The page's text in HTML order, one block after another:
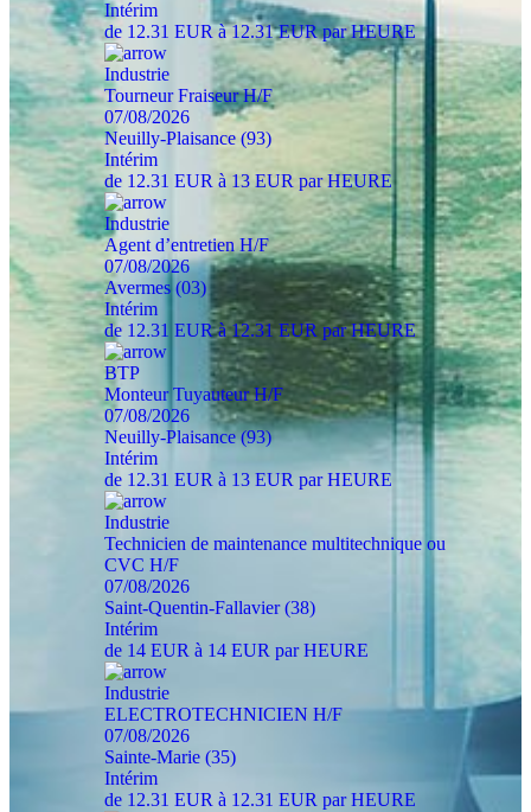
Intérim
de 12.31 EUR à 12.31 EUR par HEURE
Industrie
Tourneur Fraiseur H/F
07/08/2026
Neuilly-Plaisance (93)
Intérim
de 12.31 EUR à 13 EUR par HEURE
Industrie
Agent d’entretien H/F
07/08/2026
Avermes (03)
Intérim
de 12.31 EUR à 12.31 EUR par HEURE
BTP
Monteur Tuyauteur H/F
07/08/2026
Neuilly-Plaisance (93)
Intérim
de 12.31 EUR à 13 EUR par HEURE
Industrie
Technicien de maintenance multitechnique ou
CVC H/F
07/08/2026
Saint-Quentin-Fallavier (38)
Intérim
de 14 EUR à 14 EUR par HEURE
Industrie
ELECTROTECHNICIEN H/F
07/08/2026
Sainte-Marie (35)
Intérim
de 12.31 EUR à 12.31 EUR par HEURE